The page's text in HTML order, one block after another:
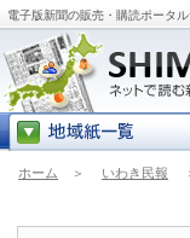
電子版新聞の販売・購読ポータ
ホーム ＞ いわき民報